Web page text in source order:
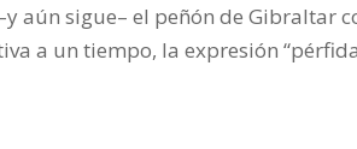
aún sigue– el peñón de Gibraltar
a un tiempo, la expresión